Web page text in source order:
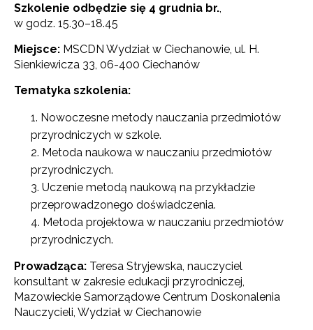
Szkolenie odbędzie się 4 grudnia br.
w godz. 15.30–18.45
Miejsce: MSCDN Wydział w Ciechanowie, ul. H.
Sienkiewicza 33, 06-400 Ciechanów
Tematyka szkolenia:
Nowoczesne metody nauczania przedmiotów
przyrodniczych w szkole.
Metoda naukowa w nauczaniu przedmiotów
przyrodniczych.
Uczenie metodą naukową na przykładzie
przeprowadzonego doświadczenia.
Metoda projektowa w nauczaniu przedmiotów
przyrodniczych.
Prowadząca: Teresa Stryjewska, nauczyciel
konsultant w zakresie edukacji przyrodniczej,
Mazowieckie Samorządowe Centrum Doskonalenia
Nauczycieli, Wydział w Ciechanowie